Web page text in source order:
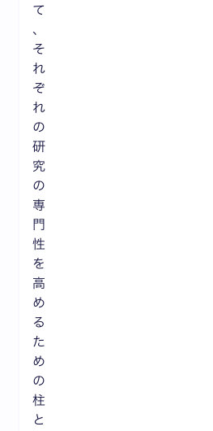
て
、
そ
れ
ぞ
れ
の
研
究
の
専
門
性
を
高
め
る
た
め
の
柱
と